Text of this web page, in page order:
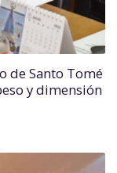
de Santo Tomé
y dimensión